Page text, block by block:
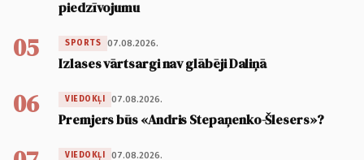
piedzīvojumu
05 SPORTS 07.08.2026.
Izlases vārtsargi nav glābēji Daliņā
06 VIEDOKĻI 07.08.2026.
Premjers būs «Andris Stepaņenko-Šlesers»?
VIEDOKĻI 07.08.2026.